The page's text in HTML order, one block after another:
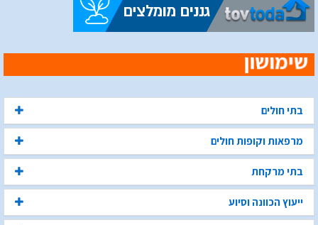
בתי חולים
מרפאות וקופות חולים
בתי מרקחת
ייעוץ הכוונה וסיוע